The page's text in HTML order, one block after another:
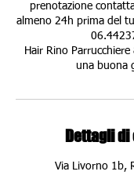
prenotazione
almeno 24h prima del
Hair Rino
una buona
Dettagli
Via Livorno 1b,